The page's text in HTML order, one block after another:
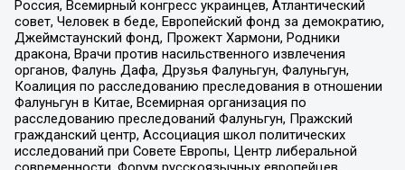
Россия, Всемирный конгресс украинцев, Атлантический
совет, Человек в беде, Европейский фонд за демократию,
Джеймстаунский фонд, Прожект Хармони, Родники
дракона, Врачи против насильственного извлечения
органов, Фалунь Дафа, Друзья Фалуньгун, Фалуньгун,
Коалиция по расследованию преследования в отношении
Фалуньгун в Китае, Всемирная организация по
расследованию преследований Фалуньгун, Пражский
гражданский центр, Ассоциация школ политических
исследований при Совете Европы, Центр либеральной